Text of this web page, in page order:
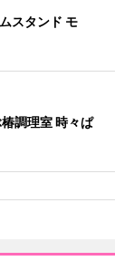
スタンド モ
調理室 時々ぱ